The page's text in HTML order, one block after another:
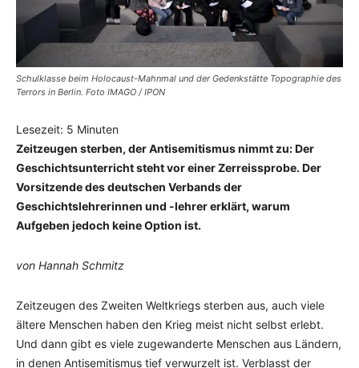
Schulklasse beim Holocaust-Mahnmal und der Gedenkstätte Topographie des
Terrors in Berlin. Foto IMAGO / IPON
Lesezeit: 5 Minuten
Zeitzeugen sterben, der Antisemitismus nimmt zu: Der
Geschichtsunterricht steht vor einer Zerreissprobe. Der
Vorsitzende des deutschen Verbands der
Geschichtslehrerinnen und -lehrer erklärt, warum
Aufgeben jedoch keine Option ist.
von Hannah Schmitz
Zeitzeugen des Zweiten Weltkriegs sterben aus, auch viele
ältere Menschen haben den Krieg meist nicht selbst erlebt.
Und dann gibt es viele zugewanderte Menschen aus Ländern,
in denen Antisemitismus tief verwurzelt ist. Verblasst der